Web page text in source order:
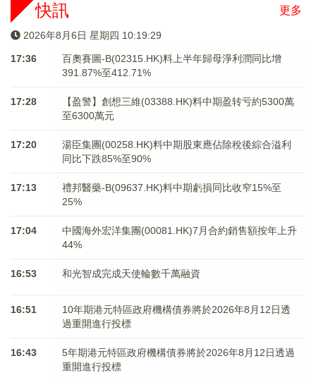
更多
快訊
2026年8月6日 星期四 10:19:29
17:36
百奧賽圖-B(02315.HK)料上半年歸母淨利潤同比增
391.87%至412.71%
17:28
【盈警】創想三維(03388.HK)料中期盈转亏約5300萬
至6300萬元
17:20
湯臣集團(00258.HK)料中期股東應佔除稅後綜合溢利
同比下跌85%至90%
17:13
禮邦醫藥-B(09637.HK)料中期虧損同比收窄15%至
25%
17:04
中國海外宏洋集團(00081.HK)7月合約銷售額按年上升
44%
16:53 和光智成完成天使輪數千萬融資
16:51
10年期港元特區政府機構債券將於2026年8月12日透
過重開進行投標
16:43
5年期港元特區政府機構債券將於2026年8月12日透過
重開進行投標